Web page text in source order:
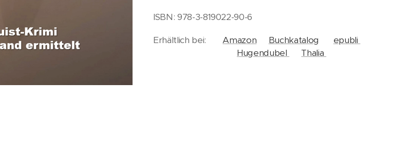
ISBN: 978-3-819022-90-6
Erhältlich bei:Amazon Buchkatalog
epubli
Hugendubel
Thalia